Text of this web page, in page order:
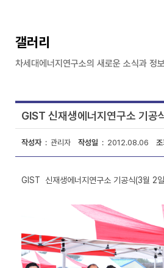
갤러리
차세대에너지연구소의 새로운 소식과 정
GIST 신재생에너지연구소 기공
작성자: 관리자 작성일 : 2012.08.06 조
GIST 신재생에너지연구소 기공식(3월 2